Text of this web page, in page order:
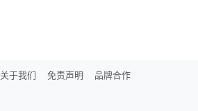
关于我们 免责声明
品牌合作